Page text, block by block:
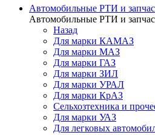
Автомобильные РТИ и
Автомобильные РТИ и
Назад
Для марки КАМАЗ
Для марки МАЗ
Для марки ГАЗ
Для марки ЗИЛ
Для марки УРАЛ
Для марки КрАЗ
Сельхозтехника и
Для марки УАЗ
Для легковых